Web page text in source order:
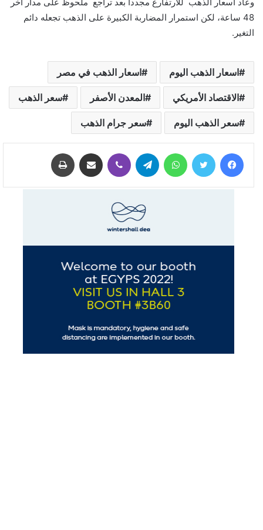
48 ساعة، لكن استمرار المضاربة الكبيرة على الذهب تجعله دائم
التغير.
اسعار الذهب اليوم اسعار الذهب في مصر
الاقتصاد الأمريكي المعدن الأصفر سعر الذهب
سعر الذهب اليوم سعر جرام الذهب
فيسبوك تويتر واتساب تيلقرام ڤايبر مشاركة عبر البريد